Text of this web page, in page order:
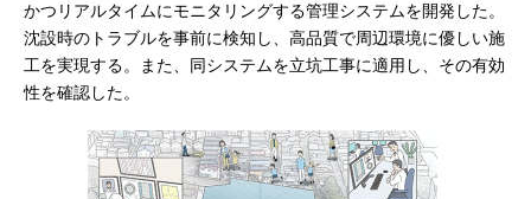
かつリアルタイムにモニタリングする管理システムを開発した。
沈設時のトラブルを事前に検知し、高品質で周辺環境に優しい施
工を実現する。また、同システムを立坑工事に適用し、その有効
性を確認した。